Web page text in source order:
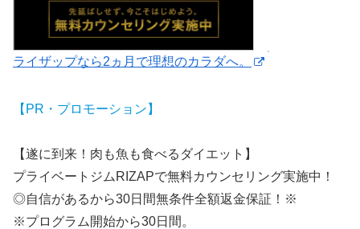
ライザップなら2ヵ月で理想のカラダへ。
【PR・プロモーション】
【遂に到来！肉も魚も食べるダイエット】
プライベートジムRIZAPで無料カウンセリング実施中！
◎自信があるから30日間無条件全額返金保証！※
※プログラム開始から30日間。